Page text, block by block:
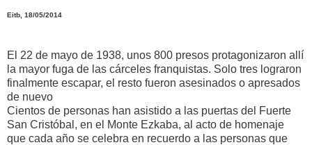
Eitb, 18/05/2014
El 22 de mayo de 1938, unos 800 presos protagonizaron allí
la mayor fuga de las cárceles franquistas. Solo tres lograron
finalmente escapar, el resto fueron asesinados o apresados
de nuevo
Cientos de personas han asistido a las puertas del Fuerte
San Cristóbal, en el Monte Ezkaba, al acto de homenaje
que cada año se celebra en recuerdo a las personas que